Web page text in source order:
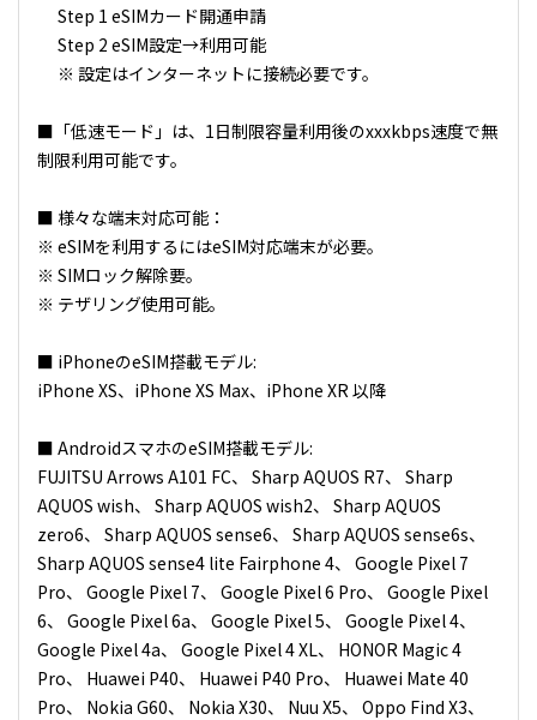
Step 1 eSIMカード開通申請
Step 2 eSIM設定→利用可能
※ 設定はインターネットに接続必要です。
■「低速モード」は、1日制限容量利用後のxxxkbps速度で無
制限利用可能です。
■ 様々な端末対応可能：
※ eSIMを利用するにはeSIM対応端末が必要。
※ SIMロック解除要。
※ テザリング使用可能。
■ iPhoneのeSIM搭載モデル:
iPhone XS、iPhone XS Max、iPhone XR 以降
■ AndroidスマホのeSIM搭載モデル:
FUJITSU Arrows A101 FC、 Sharp AQUOS R7、 Sharp
AQUOS wish、 Sharp AQUOS wish2、 Sharp AQUOS
zero6、 Sharp AQUOS sense6、 Sharp AQUOS sense6s、
Sharp AQUOS sense4 lite Fairphone 4、 Google Pixel 7
Pro、 Google Pixel 7、 Google Pixel 6 Pro、 Google Pixel
6、 Google Pixel 6a、 Google Pixel 5、 Google Pixel 4、
Google Pixel 4a、 Google Pixel 4 XL、 HONOR Magic 4
Pro、 Huawei P40、 Huawei P40 Pro、 Huawei Mate 40
Pro、 Nokia G60、 Nokia X30、 Nuu X5、 Oppo Find X3、